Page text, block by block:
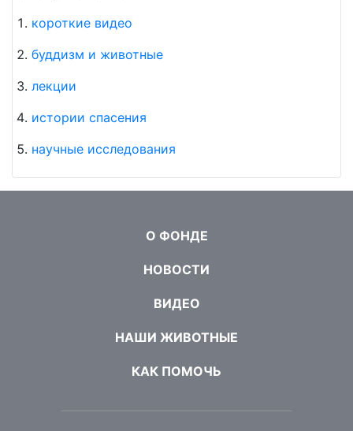
короткие видео
буддизм и животные
лекции
истории спасения
научные исследования
О ФОНДЕ
НОВОСТИ
ВИДЕО
НАШИ ЖИВОТНЫЕ
КАК ПОМОЧЬ